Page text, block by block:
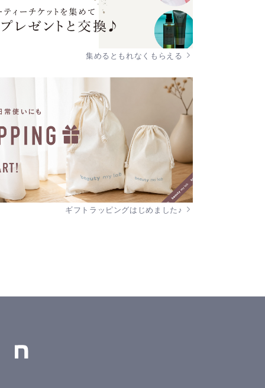
集めるともれなくもらえる
ギフトラッピングはじめました♪